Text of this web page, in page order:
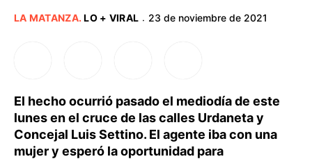
LA MATANZA.LO + VIRAL · 23 de noviembre de 2021
El hecho ocurrió pasado el mediodía de este
lunes en el cruce de las calles Urdaneta y
Concejal Luis Settino. El agente iba con una
mujer y esperó la oportunidad para